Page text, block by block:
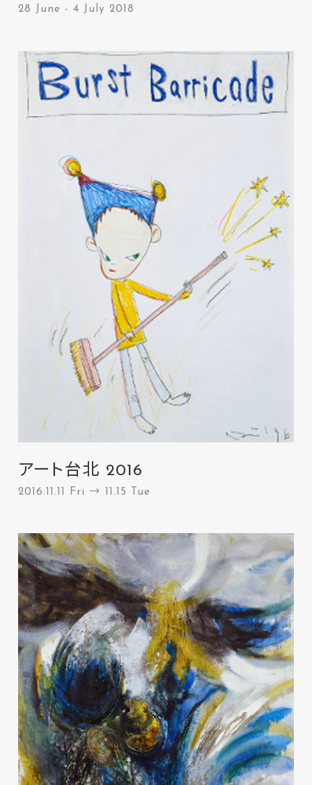
28 June - 4 July 2018
アート台北 2016
2016.11.11 Fri → 11.15 Tue